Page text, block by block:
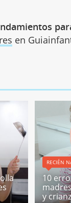
en
RECIÉN
10
y